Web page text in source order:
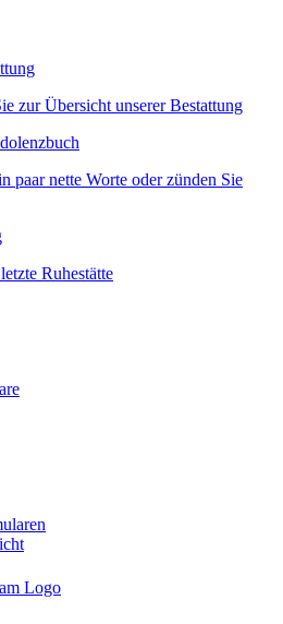
zur Übersicht unserer Bestattung
paar nette Worte oder zünden Sie
Ruhestätte